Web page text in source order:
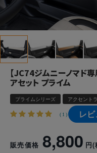
【JC74ジムニーノマド
アセット プライム
プライムシリーズ アクセント
(1) レビ
販売価格 8,800 円(